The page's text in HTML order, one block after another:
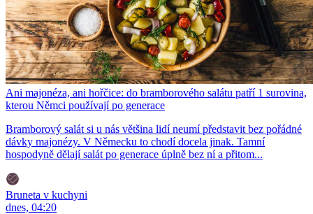
Ani majonéza, ani hořčice: do bramborového salátu patří 1 surovina,
kterou Němci používají po generace
Bramborový salát si u nás většina lidí neumí představit bez pořádné
dávky majonézy. V Německu to chodí docela jinak. Tamní
hospodyně dělají salát po generace úplně bez ní a přitom...
Bruneta v kuchyni
dnes, 04:20